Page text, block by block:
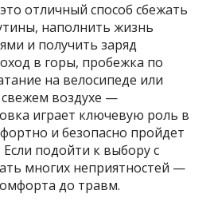
отличный способ сбежать
наполнить жизнь
и получить заряд
в горы, пробежка по
на велосипеде или
свежем воздухе —
играет ключевую роль в
и безопасно пройдет
подойти к выбору с
многих неприятностей —
до травм.